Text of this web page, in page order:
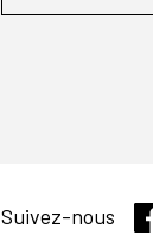
Suivez-nous